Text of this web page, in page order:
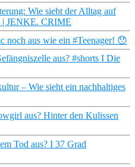
Wie sieht der Alltag auf
| JENKE. CRIME
noch aus wie ein #Teenager! 😯
aus? #shorts I Die
– Wie sieht ein nachhaltiges
aus? Hinter den Kulissen
Tod aus? I 37 Grad